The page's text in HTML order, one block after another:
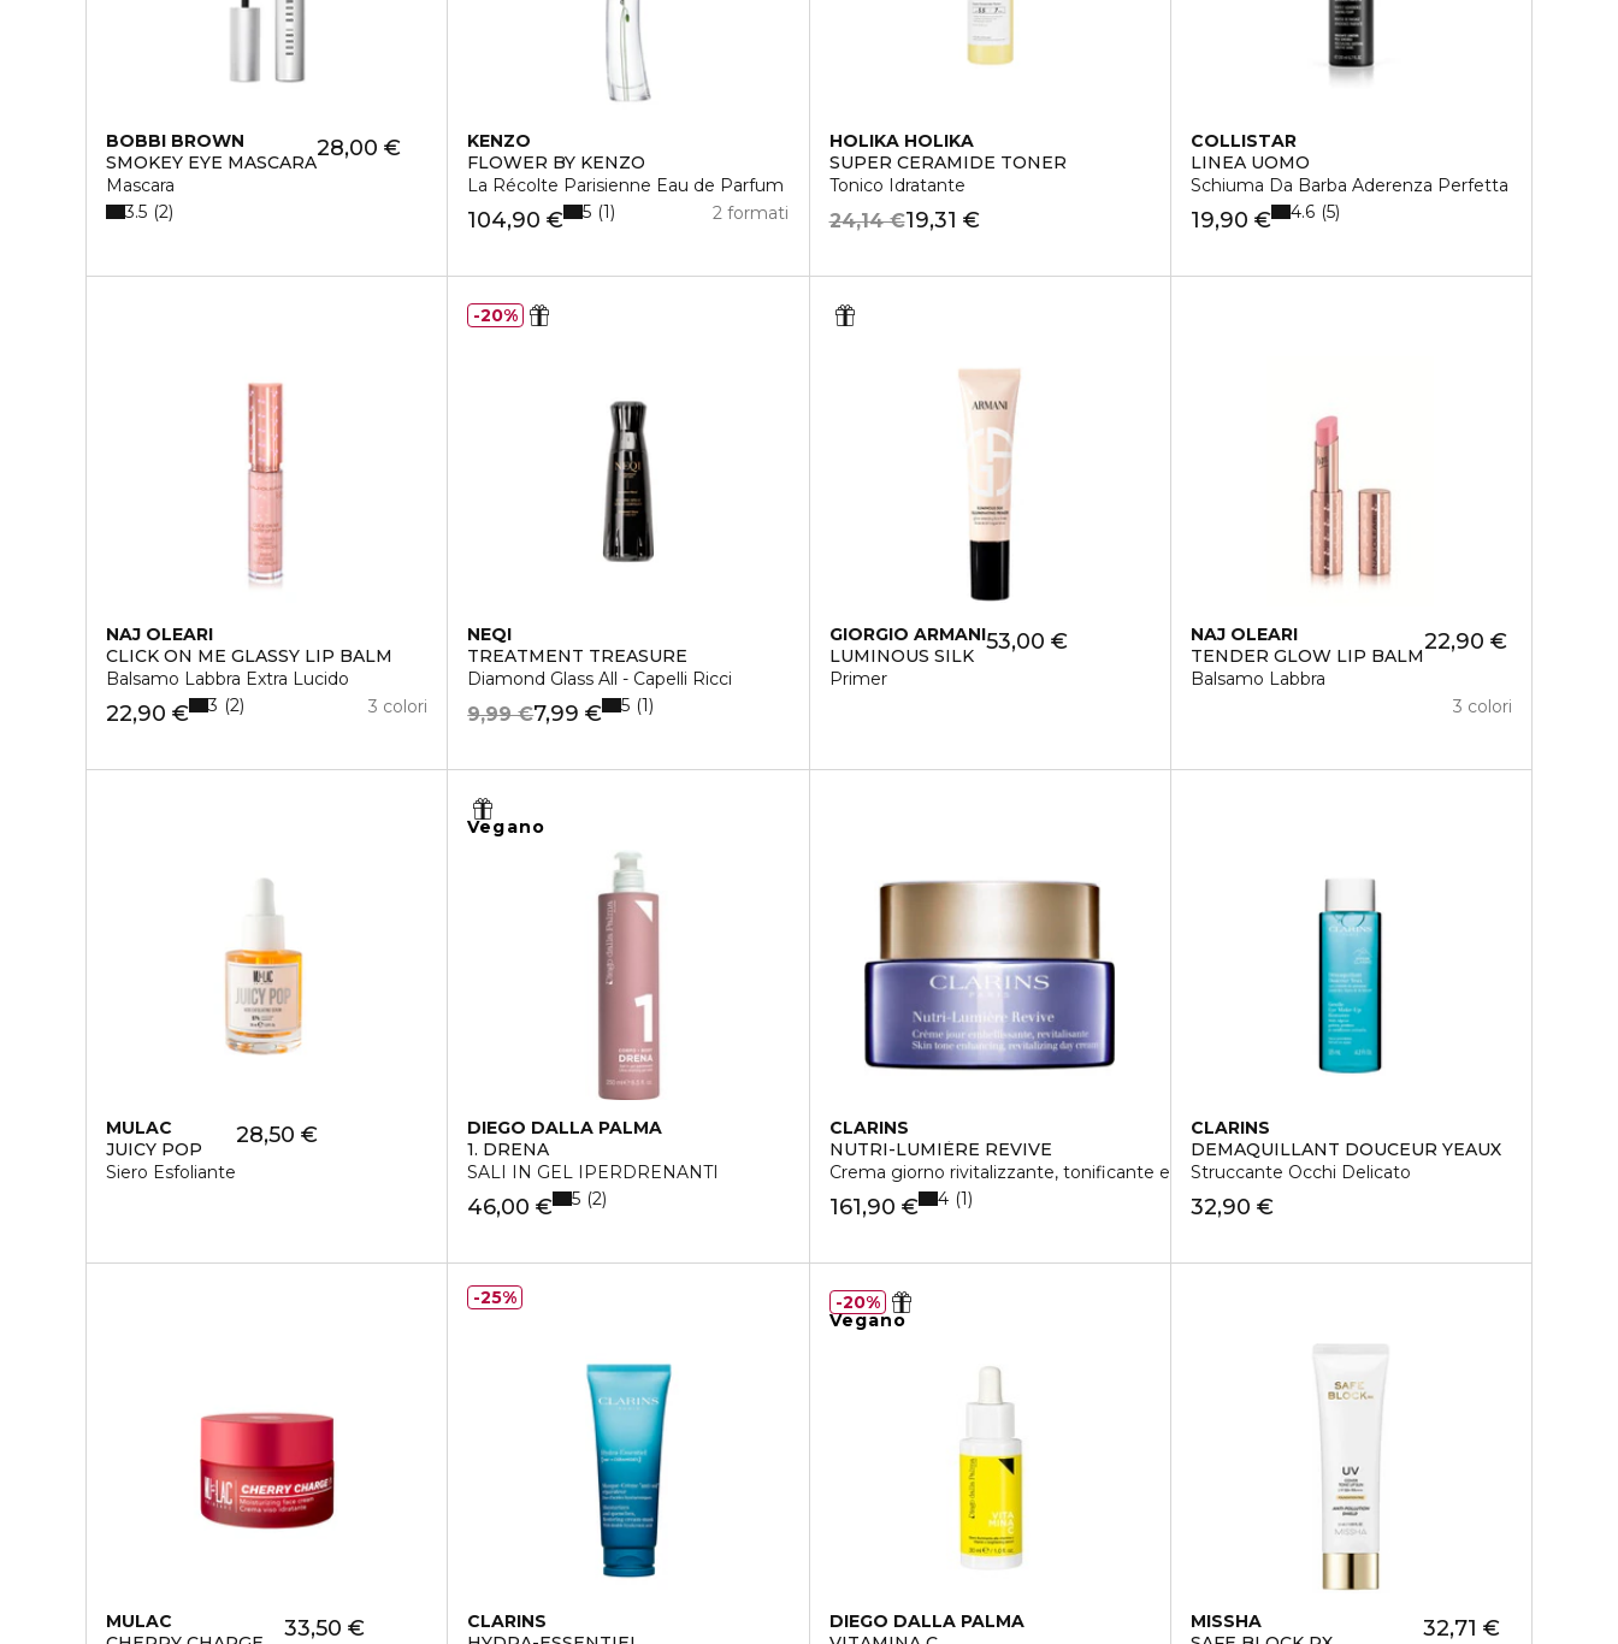
BOBBI BROWN
SMOKEY EYE MASCARA
Mascara
28,00 €
3.5 2
KENZO
FLOWER BY KENZO
La Récolte Parisienne Eau de Parfum
104,90 € 2 formati
5 1
HOLIKA HOLIKA
SUPER CERAMIDE TONER
Tonico Idratante
19,31 €
24,14 €
COLLISTAR
LINEA UOMO
Schiuma Da Barba Aderenza Perfetta
19,90 € 4.6 5
NAJ OLEARI
CLICK ON ME GLASSY LIP BALM
Balsamo Labbra Extra Lucido
22,90 € 3 colori
3 2
NEQI
TREATMENT TREASURE
Diamond Glass All - Capelli Ricci
7,99 €
9,99 € 5 1
20%
GIORGIO ARMANI
LUMINOUS SILK
Primer
53,00 €
NAJ OLEARI
TENDER GLOW LIP BALM
Balsamo Labbra
22,90 €
3 colori
MULAC
JUICY POP
Siero Esfoliante
28,50 €
Vegano
DIEGO DALLA PALMA
1. DRENA
SALI IN GEL IPERDRENANTI
46,00 € 5 2
CLARINS
NUTRI-LUMIÈRE REVIVE
Crema giorno rivitalizzante, tonificante e perfezionatrice per la pelle matura
161,90 € 4 1
CLARINS
DEMAQUILLANT DOUCEUR YEAUX
Struccante Occhi Delicato
32,90 €
MULAC
33,50 €
CLARINS
25%
Vegano
DIEGO DALLA PALMA
20%
MISSHA
32,71 €